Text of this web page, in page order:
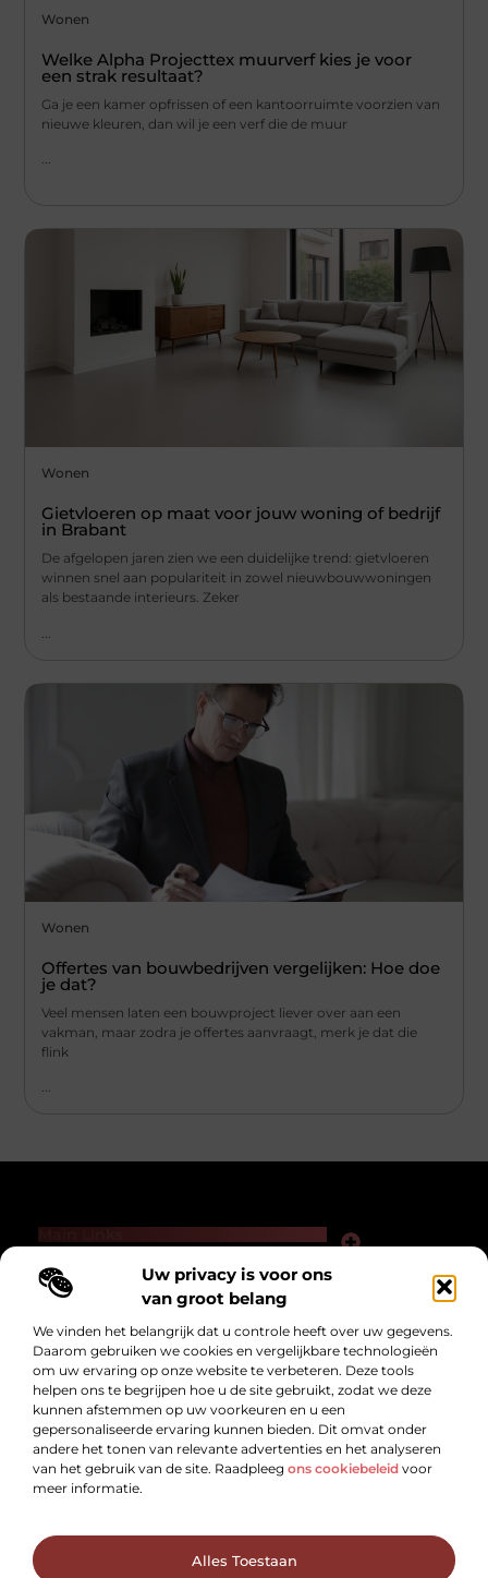
Uw privacy is voor ons
van groot belang
We vinden het belangrijk dat u controle heeft over uw gegevens.
Daarom gebruiken we cookies en vergelijkbare technologieën
om uw ervaring op onze website te verbeteren. Deze tools
helpen ons te begrijpen hoe u de site gebruikt, zodat we deze
kunnen afstemmen op uw voorkeuren en u een
gepersonaliseerde ervaring kunnen bieden. Dit omvat onder
andere het tonen van relevante advertenties en het analyseren
van het gebruik van de site. Raadpleeg ons cookiebeleid voor
meer informatie.
Alles Toestaan
Wonen
Welke Alpha Projecttex muurverf kies je voor
een strak resultaat?
Ga je een kamer opfrissen of een kantoorruimte voorzien van
nieuwe kleuren, dan wil je een verf die de muur
...
Wonen
Gietvloeren op maat voor jouw woning of bedrijf
in Brabant
De afgelopen jaren zien we een duidelijke trend: gietvloeren
winnen snel aan populariteit in zowel nieuwbouwwoningen
als bestaande interieurs. Zeker
Wonen
Offertes van bouwbedrijven vergelijken: Hoe doe
je dat?
Veel mensen laten een bouwproject liever over aan een
vakman, maar zodra je offertes aanvraagt, merk je dat die
flink
...
Bericht categorie
Dikkegraaf.nl – Voor alles wat het leven
@2025 All Right Reserved. Design by